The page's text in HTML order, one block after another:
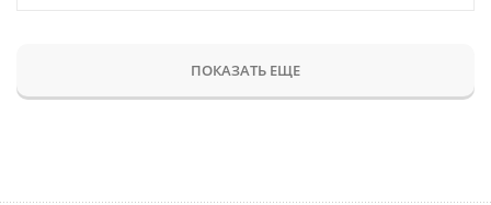
ПОКАЗАТЬ ЕЩЕ